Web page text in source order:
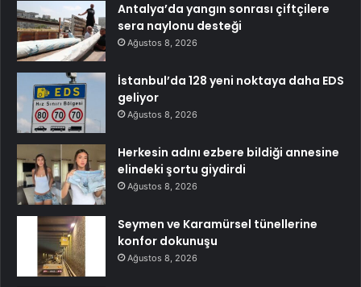
Antalya’da yangın sonrası çiftçilere
sera naylonu desteği
Ağustos 8, 2026
İstanbul’da 128 yeni noktaya daha EDS
geliyor
Ağustos 8, 2026
Herkesin adını ezbere bildiği annesine
elindeki şortu giydirdi
Ağustos 8, 2026
Seymen ve Karamürsel tünellerine
konfor dokunuşu
Ağustos 8, 2026